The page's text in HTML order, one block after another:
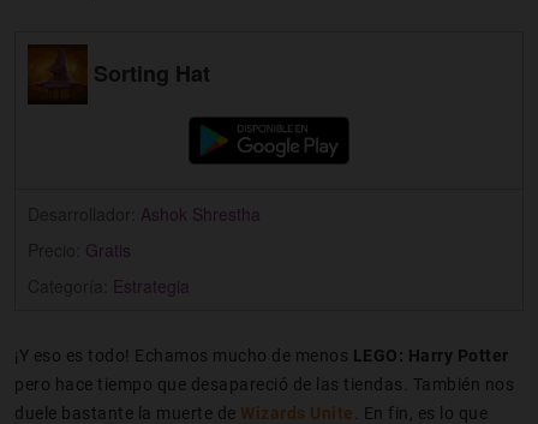
Sorting Hat
Ashok Shrestha
Gratis
Estrategia
¡Y eso es todo! Echamos mucho de menos LEGO: Harry Potter
pero hace tiempo que desapareció de las tiendas. También nos
duele bastante la muerte de Wizards Unite . En fin, es lo que